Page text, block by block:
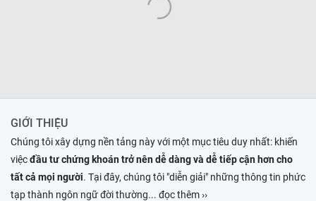
GIỚI THIỆU
Chúng tôi xây dựng nền tảng này với một mục tiêu duy nhất: khiến
việcđầu tư chứng khoán trở nên dễ dàng và dễ tiếp cận hơn cho
tất cả mọi người. Tại đây, chúng tôi "diễn giải" những thông tin phức
tạp thành ngôn ngữ đời thường... đọc thêm ››